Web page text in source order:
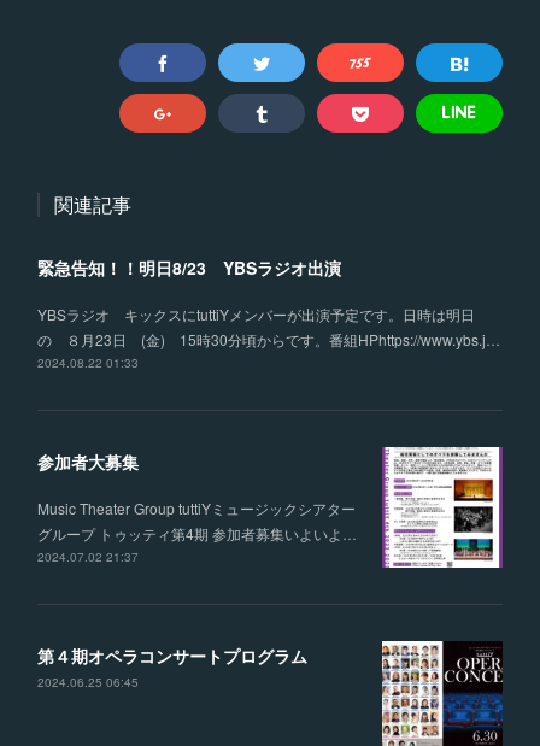
関連記事
緊急告知！！明日8/23 YBSラジオ出演
YBSラジオ キックスにtuttiYメンバーが出演予定です。日時は明日
の ８月23日 (金) 15時30分頃からです。番組HPhttps://www.ybs.j…
2024.08.22 01:33
参加者大募集
Music Theater Group tuttiYミュージックシアター
グループ トゥッティ第4期 参加者募集いよいよ…
2024.07.02 21:37
第４期オペラコンサートプログラム
2024.06.25 06:45